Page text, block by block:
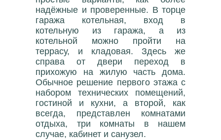
надёжные и проверенные. В торце
гаража котельная, вход в
котельную из гаража, а из
котельной можно пройти на
террасу, и кладовая. Здесь же
справа от двери переход в
прихожую на жилую часть дома.
Обычное решение первого этажа с
набором технических помещений,
гостиной и кухни, а второй, как
всегда, представлен комнатами
отдыха, три комнаты в нашем
случае, кабинет и санузел.